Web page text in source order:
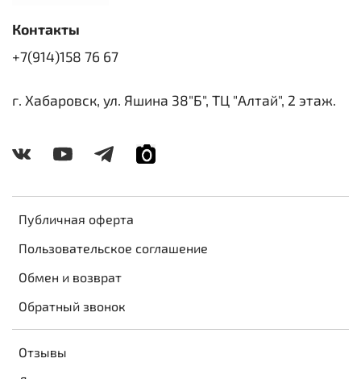
Публичная оферта
Пользовательское соглашение
Обмен и возврат
Обратный звонок
Отзывы
Контакты
+7(914)158 76 67
г. Хабаровск, ул. Яшина 38"Б", ТЦ "Алтай", 2 этаж.